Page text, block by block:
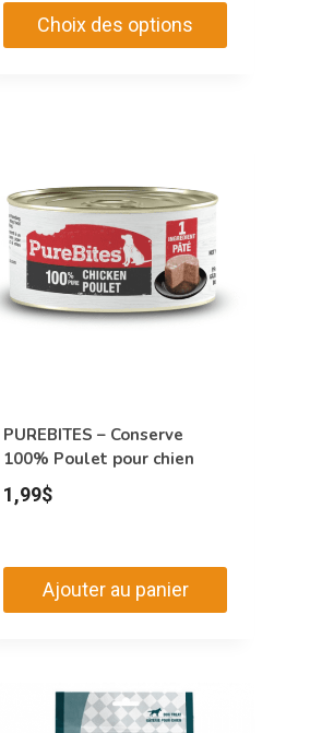
prix :
11,99$
Choix des options
Les
options
peuvent
être
choisies
du
PUREBITES – Conserve
100% Poulet pour chien
1,99$
Ajouter au panier